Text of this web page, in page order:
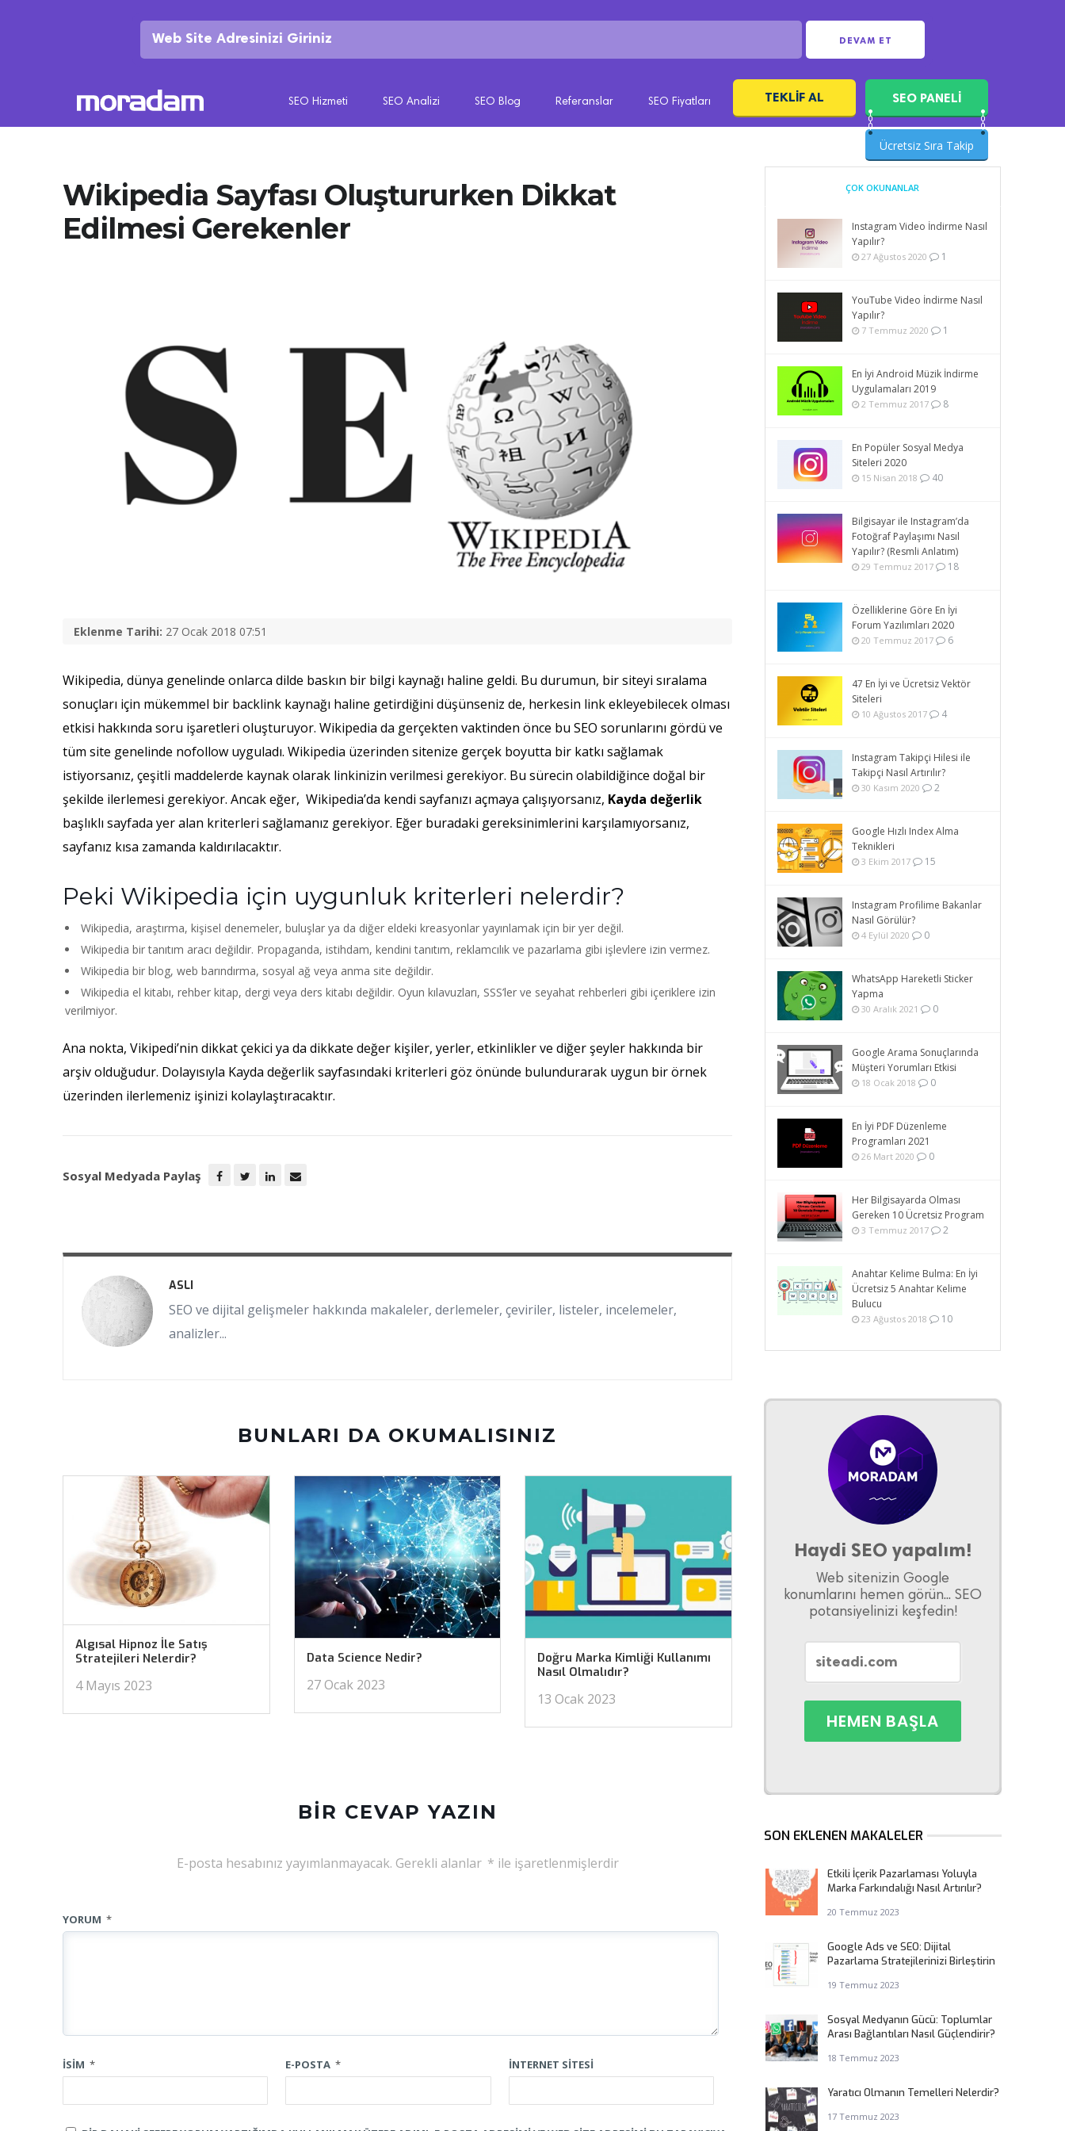
DEVAM ET
SEO Hizmeti SEO Analizi SEO Blog Referanslar SEO Fiyatları TEKLIF AL SEO PANELİ
Ücretsiz Sıra Takip
Wikipedia Sayfası Oluştururken Dikkat
Edilmesi Gerekenler
Eklenme Tarihi: 27 Ocak 2018 07:51
Wikipedia, dünya genelinde onlarca dilde baskın bir bilgi kaynağı haline geldi. Bu durumun, bir siteyi sıralama
sonuçları için mükemmel bir backlink kaynağı haline getirdiğini düşünseniz de, herkesin link ekleyebilecek olması
etkisi hakkında soru işaretleri oluşturuyor. Wikipedia da gerçekten vaktinden önce bu SEO sorunlarını gördü ve
tüm site genelinde nofollow uyguladı. Wikipedia üzerinden sitenize gerçek boyutta bir katkı sağlamak
istiyorsanız, çeşitli maddelerde kaynak olarak linkinizin verilmesi gerekiyor. Bu sürecin olabildiğince doğal bir
şekilde ilerlemesi gerekiyor. Ancak eğer, Wikipedia’da kendi sayfanızı açmaya çalışıyorsanız, Kayda değerlik
başlıklı sayfada yer alan kriterleri sağlamanız gerekiyor. Eğer buradaki gereksinimlerini karşılamıyorsanız,
sayfanız kısa zamanda kaldırılacaktır.
Peki Wikipedia için uygunluk kriterleri nelerdir?
Wikipedia, araştırma, kişisel denemeler, buluşlar ya da diğer eldeki kreasyonlar yayınlamak için bir yer değil.
Wikipedia bir tanıtım aracı değildir. Propaganda, istihdam, kendini tanıtım, reklamcılık ve pazarlama gibi işlevlere izin vermez.
Wikipedia bir blog, web barındırma, sosyal ağ veya anma site değildir.
Wikipedia el kitabı, rehber kitap, dergi veya ders kitabı değildir. Oyun kılavuzları, SSS’ler ve seyahat rehberleri gibi içeriklere izin
verilmiyor.
Ana nokta, Vikipedi’nin dikkat çekici ya da dikkate değer kişiler, yerler, etkinlikler ve diğer şeyler hakkında bir
arşiv olduğudur. Dolayısıyla Kayda değerlik sayfasındaki kriterleri göz önünde bulundurarak uygun bir örnek
üzerinden ilerlemeniz işinizi kolaylaştıracaktır.
Sosyal Medyada Paylaş
ASLI
SEO ve dijital gelişmeler hakkında makaleler, derlemeler, çeviriler, listeler, incelemeler,
analizler...
BUNLARI DA OKUMALISINIZ
Algısal Hipnoz İle Satış
Stratejileri Nelerdir?
4 Mayıs 2023
Data Science Nedir?
27 Ocak 2023
Doğru Marka Kimliği Kullanımı
Nasıl Olmalıdır?
13 Ocak 2023
BIR CEVAP YAZIN
E-posta hesabınız yayımlanmayacak. Gerekli alanlar * ile işaretlenmişlerdir
YORUM *
İSIM * E-POSTA * İNTERNET SITESI
ÇOK OKUNANLAR
Instagram Video İndirme Nasıl
Yapılır?
27 Ağustos 2020 1
YouTube Video İndirme Nasıl
Yapılır?
7 Temmuz 2020 1
En İyi Android Müzik İndirme
Uygulamaları 2019
2 Temmuz 2017 8
En Popüler Sosyal Medya
Siteleri 2020
15 Nisan 2018 40
Bilgisayar ile Instagram’da
Fotoğraf Paylaşımı Nasıl
Yapılır? (Resmli Anlatım)
29 Temmuz 2017 18
Özelliklerine Göre En İyi
Forum Yazılımları 2020
20 Temmuz 2017 6
47 En İyi ve Ücretsiz Vektör
Siteleri
10 Ağustos 2017 4
Instagram Takipçi Hilesi ile
Takipçi Nasıl Artırılır?
30 Kasım 2020 2
Google Hızlı Index Alma
Teknikleri
3 Ekim 2017 15
Instagram Profilime Bakanlar
Nasıl Görülür?
4 Eylül 2020 0
WhatsApp Hareketli Sticker
Yapma
30 Aralık 2021 0
Google Arama Sonuçlarında
Müşteri Yorumları Etkisi
18 Ocak 2018 0
En İyi PDF Düzenleme
Programları 2021
26 Mart 2020 0
Her Bilgisayarda Olması
Gereken 10 Ücretsiz Program
3 Temmuz 2017 2
Anahtar Kelime Bulma: En İyi
Ücretsiz 5 Anahtar Kelime
Bulucu
23 Ağustos 2018 10
Haydi SEO yapalım!
Web sitenizin Google
konumlarını hemen görün... SEO
potansiyelinizi keşfedin!
SON EKLENEN MAKALELER
Etkili İçerik Pazarlaması Yoluyla
Marka Farkındalığı Nasıl Artırılır?
20 Temmuz 2023
Google Ads ve SEO: Dijital
Pazarlama Stratejilerinizi Birleştirin
19 Temmuz 2023
Sosyal Medyanın Gücü: Toplumlar
Arası Bağlantıları Nasıl Güçlendirir?
18 Temmuz 2023
Yaratıcı Olmanın Temelleri Nelerdir?
17 Temmuz 2023